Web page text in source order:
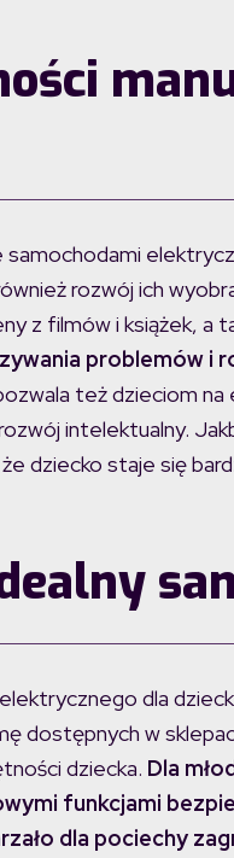
samochodami
rozwój ich
z filmów i książek, a
problemów i
też dzieciom
intelektualny.
dziecko staje się
dla
dostępnych w
dziecka. Dla
funkcjami
dla pociechy